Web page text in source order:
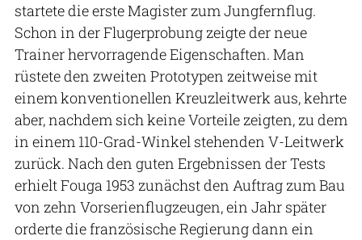
startete die erste Magister zum Jungfernflug.
Schon in der Flugerprobung zeigte der neue
Trainer hervorragende Eigenschaften. Man
rüstete den zweiten Prototypen zeitweise mit
einem konventionellen Kreuzleitwerk aus, kehrte
aber, nachdem sich keine Vorteile zeigten, zu dem
in einem 110-Grad-Winkel stehenden V-Leitwerk
zurück. Nach den guten Ergebnissen der Tests
erhielt Fouga 1953 zunächst den Auftrag zum Bau
von zehn Vorserienflugzeugen, ein Jahr später
orderte die französische Regierung dann ein